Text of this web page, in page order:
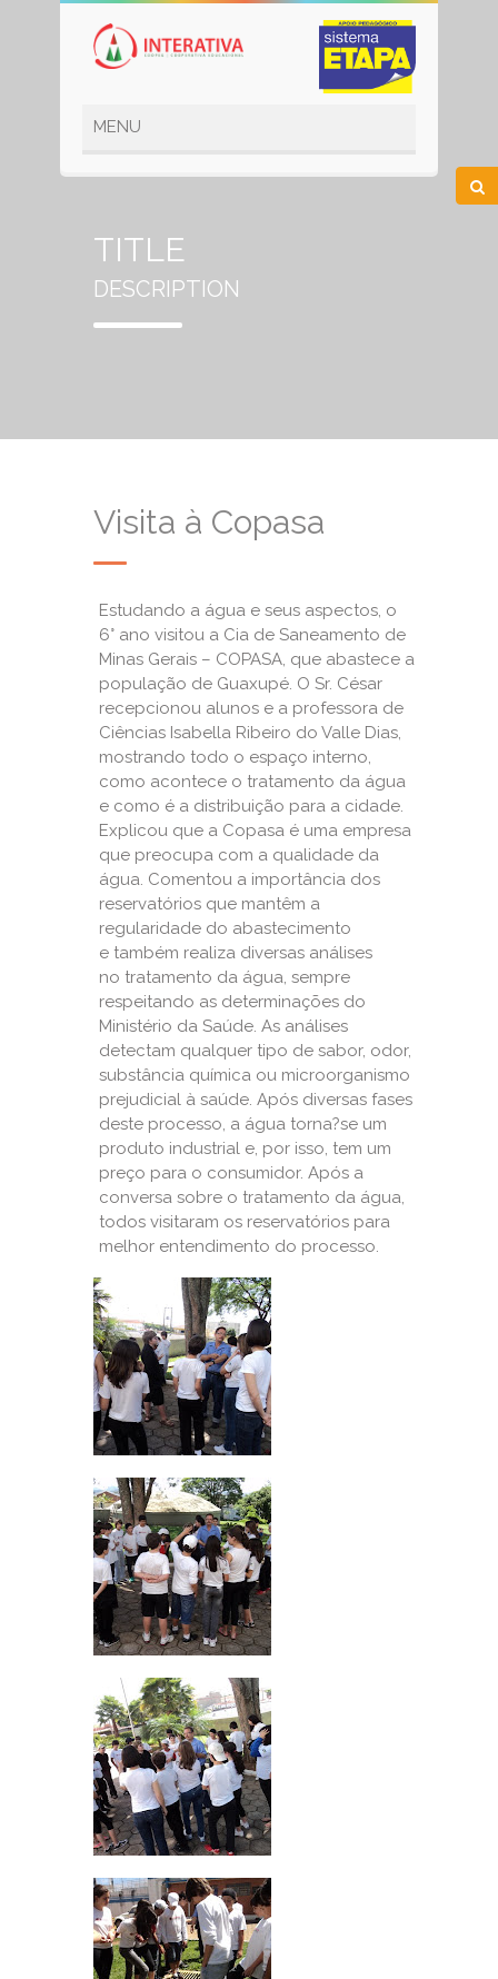
TITLE
DESCRIPTION
Visita à Copasa
Estudando a água e seus aspectos, o
6° ano visitou a Cia de Saneamento de
Minas Gerais – COPASA, que abastece a
população de Guaxupé. O Sr. César
recepcionou alunos e a professora de
Ciências Isabella Ribeiro do Valle Dias,
mostrando todo o espaço interno,
como acontece o tratamento da água
e como é a distribuição para a cidade.
Explicou que a Copasa é uma empresa
que preocupa com a qualidade da
água. Comentou a importância dos
reservatórios que mantêm a
regularidade do abastecimento
e também realiza diversas análises
no tratamento da água, sempre
respeitando as determinações do
Ministério da Saúde. As análises
detectam qualquer tipo de sabor, odor,
substância química ou microorganismo
prejudicial à saúde. Após diversas fases
deste processo, a água torna?se um
produto industrial e, por isso, tem um
preço para o consumidor. Após a
conversa sobre o tratamento da água,
todos visitaram os reservatórios para
melhor entendimento do processo.